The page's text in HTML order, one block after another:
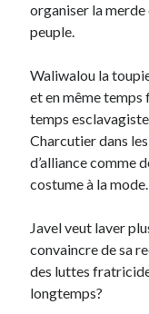
organiser la merde
peuple.
Waliwalou la
et en même temps
temps
Charcutier dans
d’alliance comme
costume à la mode.
Javel veut laver
convaincre de sa
des luttes
longtemps?